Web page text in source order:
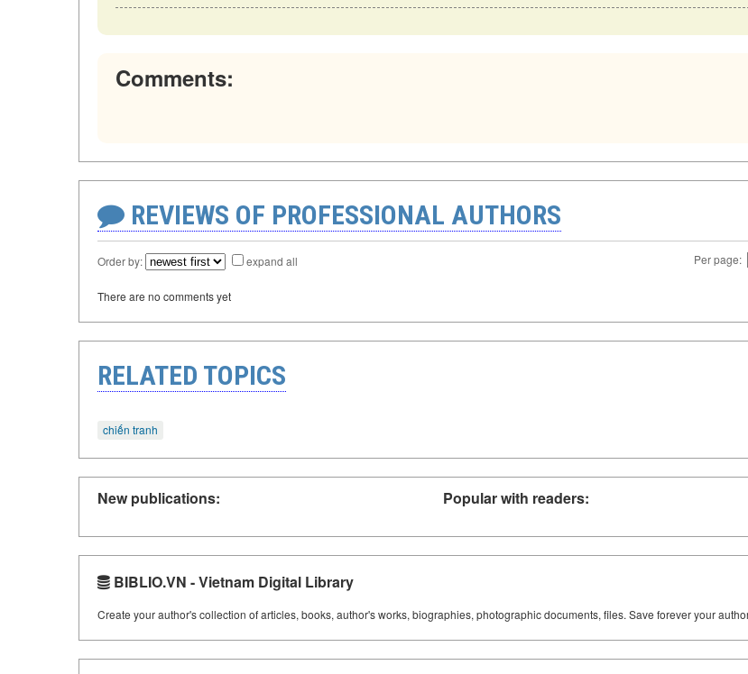
Comments:
REVIEWS OF PROFESSIONAL AUTHORS
Order by: expand all Per page:
There are no comments yet
RELATED TOPICS
chiến tranh
New publications: Popular with readers:
BIBLIO.VN - Vietnam Digital Library
Create your author's collection of articles, books, author's works, biographies, photographic documents, files. Save forever your